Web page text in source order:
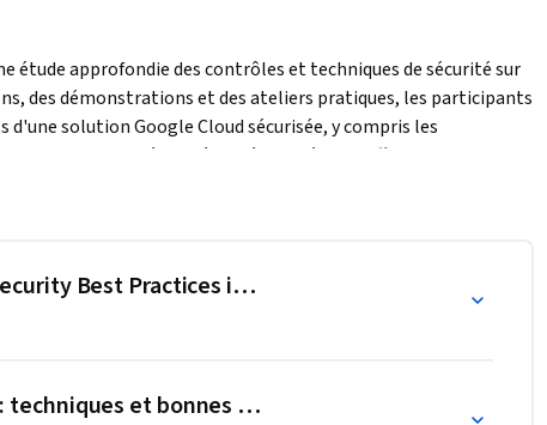
étude approfondie des contrôles et techniques de sécurité sur
des démonstrations et des ateliers pratiques, les participants
solution Google Cloud sécurisée, y compris les
Storage, les clés de sécurité, les clés de chiffrement fournies
les champs d'application, les VM protégées, le chiffrement, et
Best Practices in Google Cloud"
et bonnes pratiques